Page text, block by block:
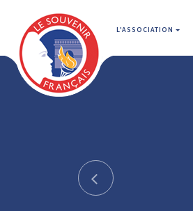
L'ASSOCIATION